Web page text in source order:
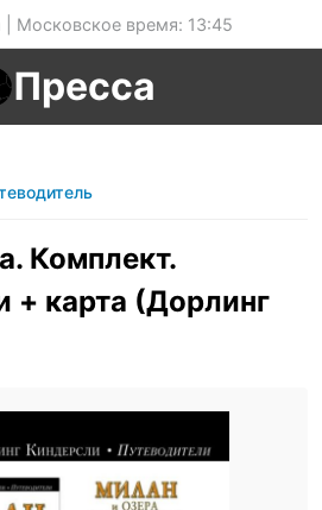
| Московское время: 13:45
Пресса
Комплект.
+ карта (Дорлинг